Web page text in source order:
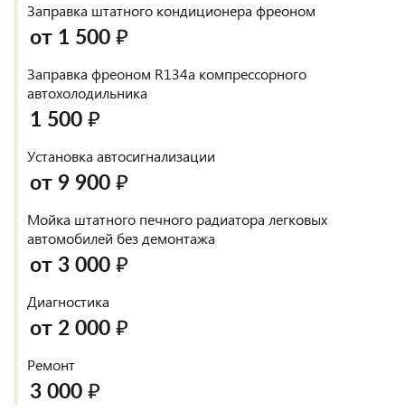
Заправка штатного кондиционера фреоном
от 1 500 ₽
Заправка фреоном R134a компрессорного
автохолодильника
1 500 ₽
Установка автосигнализации
от 9 900 ₽
Мойка штатного печного радиатора легковых
автомобилей без демонтажа
от 3 000 ₽
Диагностика
от 2 000 ₽
Ремонт
3 000 ₽